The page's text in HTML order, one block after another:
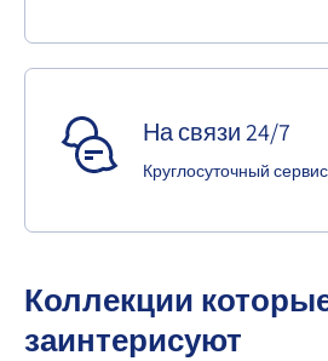
На связи 24/7
Круглосуточный
Коллекции
заинтерисуют